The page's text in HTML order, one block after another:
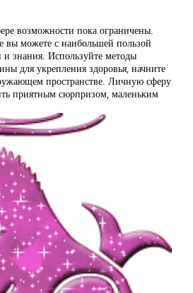
возможности пока ограничены.
вы можете с наибольшей пользой
знания. Используйте методы
для укрепления здоровья, начните
пространстве. Личную сферу
приятным сюрпризом, маленьким